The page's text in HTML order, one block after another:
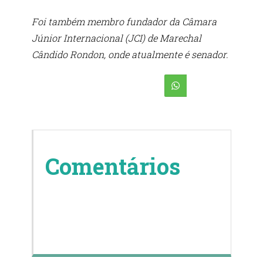
Foi também membro fundador da Câmara
Júnior Internacional (JCI) de Marechal
Cândido Rondon, onde atualmente é senador.
Comentários